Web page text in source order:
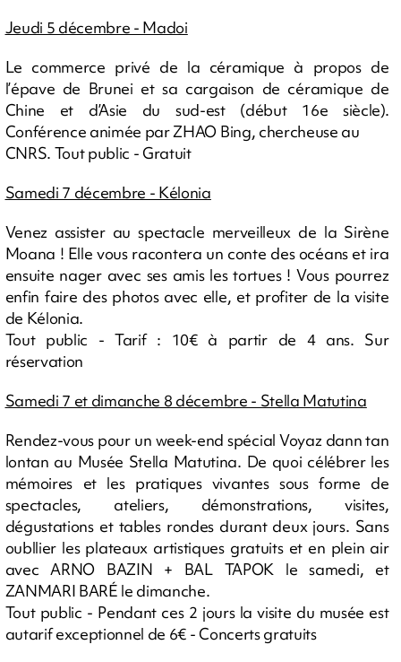
Jeudi 5 décembre - Madoi
Le commerce privé de la céramique à propos de
l’épave de Brunei et sa cargaison de céramique de
Chine et d’Asie du sud-est (début 16e siècle).
Conférence animée par ZHAO Bing, chercheuse au
CNRS. Tout public - Gratuit
Samedi 7 décembre - Kélonia
Venez assister au spectacle merveilleux de la Sirène
Moana ! Elle vous racontera un conte des océans et ira
ensuite nager avec ses amis les tortues ! Vous pourrez
enfin faire des photos avec elle, et profiter de la visite
de Kélonia.
Tout public - Tarif : 10€ à partir de 4 ans. Sur
réservation
Samedi 7 et dimanche 8 décembre - Stella Matutina
Rendez-vous pour un week-end spécial Voyaz dann tan
lontan au Musée Stella Matutina. De quoi célébrer les
mémoires et les pratiques vivantes sous forme de
spectacles, ateliers, démonstrations, visites,
dégustations et tables rondes durant deux jours. Sans
oubllier les plateaux artistiques gratuits et en plein air
avec ARNO BAZIN + BAL TAPOK le samedi, et
ZANMARI BARÉ le dimanche.
Tout public - Pendant ces 2 jours la visite du musée est
autarif exceptionnel de 6€ - Concerts gratuits